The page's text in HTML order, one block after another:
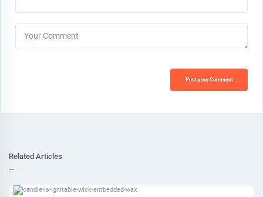
Your Comment
Post your Comment
Related Articles